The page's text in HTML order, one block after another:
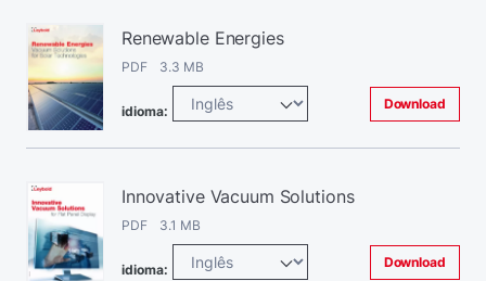
Renewable Energies
PDF 3.3 MB
idioma: Download
Innovative Vacuum Solutions
PDF 3.1 MB
idioma: Download